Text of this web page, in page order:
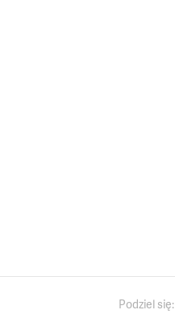
Podziel się: